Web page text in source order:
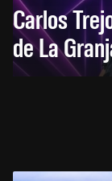
Carlos
de La